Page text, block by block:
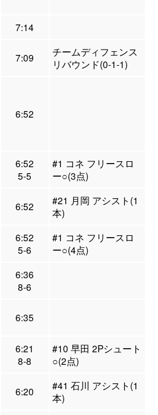
7:14
7:09
チームディフェンス
リバウンド(0-1-1)
6:52
6:52
5-5
#1 コネ フリースロ
ー○(3点)
6:52
#21 月岡 アシスト(1
本)
6:52
5-6
#1 コネ フリースロ
ー○(4点)
6:36
8-6
6:35
6:21
8-8
#10 早田 2Pシュート
○(2点)
6:20
#41 石川 アシスト(1
本)